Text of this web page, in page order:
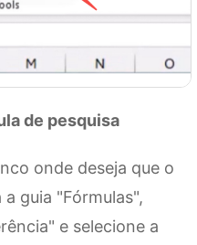
de pesquisa
onde deseja que o
guia "Fórmulas",
e selecione a